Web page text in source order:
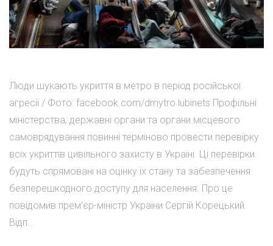
Люди шукають укриття в метро в період російської
агресії / Фото: facebook.com/dmytro.lubinets Профільні
міністерства, державні органи та органи місцевого
самоврядування повинні терміново провести перевірку
всіх укриттів цивільного захисту в Україні. Ці перевірки
будуть спрямовані на оцінку їх стану та забезпечення
безперешкодного доступу для населення. Про це
повідомив прем'єр-міністр України Сергій Корецький.
Відп...